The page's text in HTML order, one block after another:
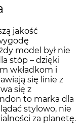
jakość
model był nie
stóp – dzięki
wkładkom i
się linie z
się z
to marka dla
stylowo, nie
za planetę.